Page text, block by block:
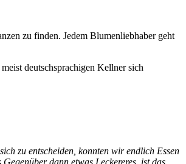
zu finden. Jedem Blumenliebhaber geht
deutschsprachigen Kellner sich
zu entscheiden, konnten wir endlich Essen
dann etwas Leckereres, ist das